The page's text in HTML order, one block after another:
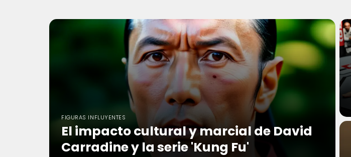
FIGURAS INFLUYENTES
El impacto cultural y marcial de David
Carradine y la serie 'Kung Fu'